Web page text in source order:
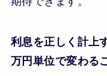
利息を正しく計上
万円単位で変わる